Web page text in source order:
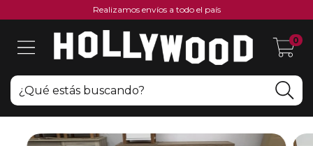
Realizamos envíos a todo el país
0